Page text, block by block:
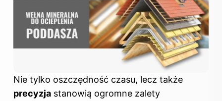
Nie tylko oszczędność czasu, lecz także
precyzja stanowią ogromne zalety